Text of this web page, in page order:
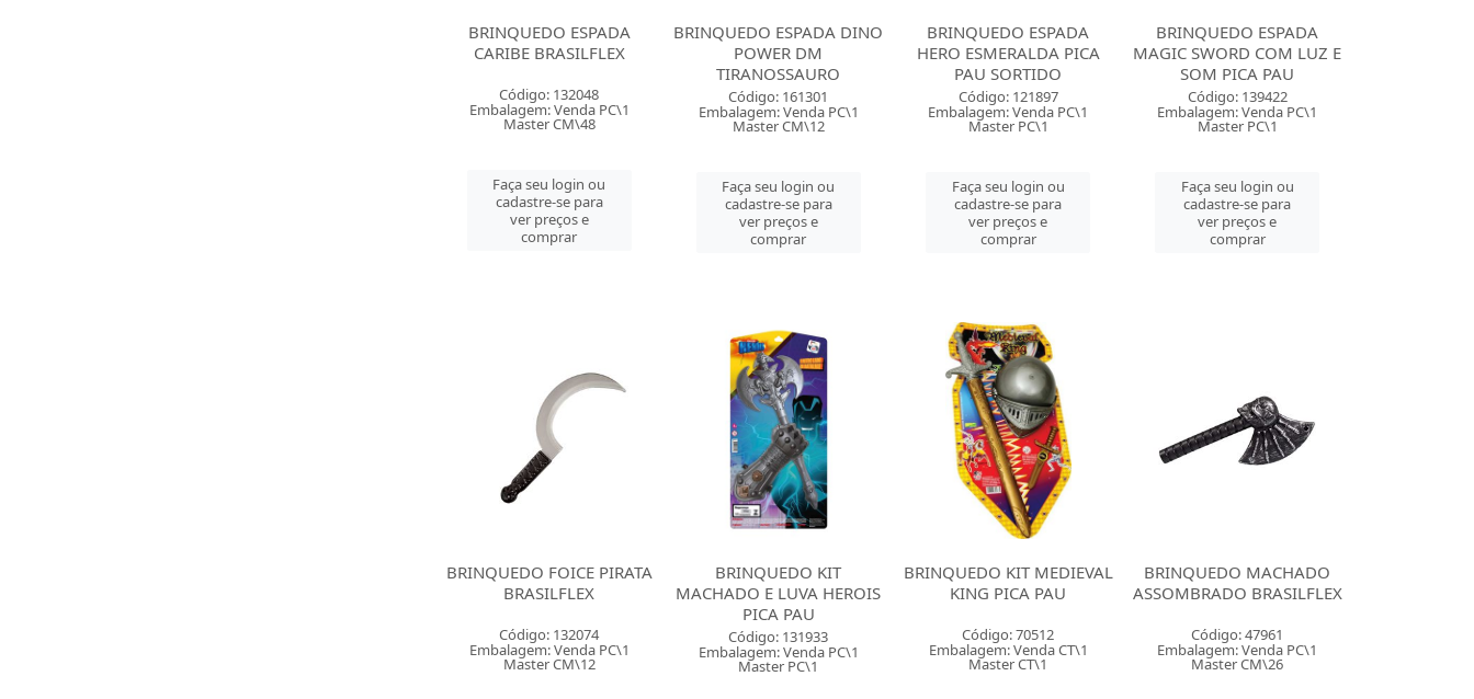
BRINQUEDO ESPADA
CARIBE BRASILFLEX
Código: 132048
Embalagem: Venda PC\1
Master CM\48
Faça seu login ou
cadastre-se para
ver preços e
comprar
BRINQUEDO ESPADA DINO
POWER DM
TIRANOSSAURO
Código: 161301
Embalagem: Venda PC\1
Master CM\12
Faça seu login ou
cadastre-se para
ver preços e
comprar
BRINQUEDO ESPADA
HERO ESMERALDA PICA
PAU SORTIDO
Código: 121897
Embalagem: Venda PC\1
Master PC\1
Faça seu login ou
cadastre-se para
ver preços e
comprar
BRINQUEDO ESPADA
MAGIC SWORD COM LUZ E
SOM PICA PAU
Código: 139422
Embalagem: Venda PC\1
Master PC\1
Faça seu login ou
cadastre-se para
ver preços e
comprar
BRINQUEDO FOICE PIRATA
BRASILFLEX
Código: 132074
Embalagem: Venda PC\1
Master CM\12
BRINQUEDO KIT
MACHADO E LUVA HEROIS
PICA PAU
Código: 131933
Embalagem: Venda PC\1
Master PC\1
BRINQUEDO KIT MEDIEVAL
KING PICA PAU
Código: 70512
Embalagem: Venda CT\1
Master CT\1
BRINQUEDO MACHADO
ASSOMBRADO BRASILFLEX
Código: 47961
Embalagem: Venda PC\1
Master CM\26